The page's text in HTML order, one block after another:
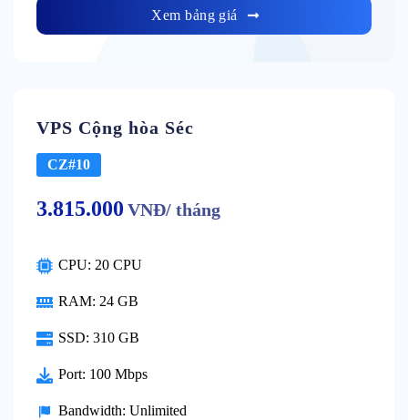
Xem bảng giá
VPS Cộng hòa Séc
CZ#10
3.815.000 VNĐ/ tháng
CPU: 20 CPU
RAM: 24 GB
SSD: 310 GB
Port: 100 Mbps
Bandwidth: Unlimited